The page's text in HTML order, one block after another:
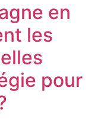
en
les
pour